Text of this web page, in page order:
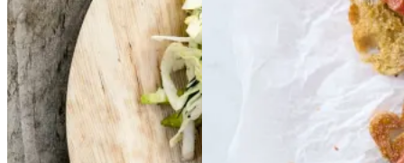
Gem opskrift
Aftensmad